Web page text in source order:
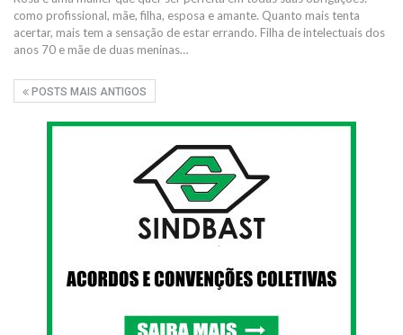
como profissional, mãe, filha, esposa e amante. Quanto mais tenta
acertar, mais tem a sensação de estar errando. Filha de intelectuais dos
anos 70 e mãe de duas meninas…
POSTS MAIS ANTIGOS